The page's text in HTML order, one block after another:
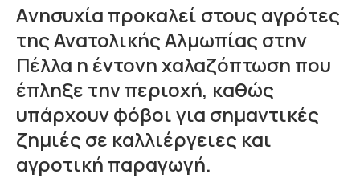
Aνησυχία προκαλεί στους αγρότες
της Ανατολικής Αλμωπίας στην
Πέλλα η έντονη χαλαζόπτωση που
έπληξε την περιοχή, καθώς
υπάρχουν φόβοι για σημαντικές
ζημιές σε καλλιέργειες και
αγροτική παραγωγή.